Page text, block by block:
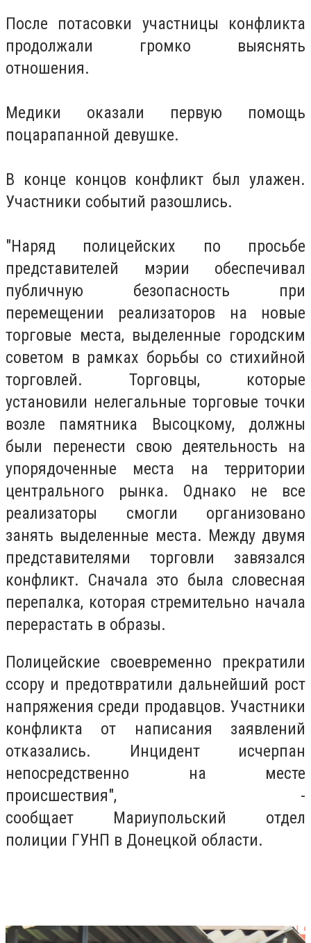
После потасовки участницы конфликта
продолжали громко выяснять
отношения.
Медики оказали первую помощь
поцарапанной девушке.
В конце концов конфликт был улажен.
Участники событий разошлись.
"Наряд полицейских по просьбе
представителей мэрии обеспечивал
публичную безопасность при
перемещении реализаторов на новые
торговые места, выделенные городским
советом в рамках борьбы со стихийной
торговлей. Торговцы, которые
установили нелегальные торговые точки
возле памятника Высоцкому, должны
были перенести свою деятельность на
упорядоченные места на территории
центрального рынка. Однако не все
реализаторы смогли организовано
занять выделенные места. Между двумя
представителями торговли завязался
конфликт. Сначала это была словесная
перепалка, которая стремительно начала
перерастать в образы.
Полицейские своевременно прекратили
ссору и предотвратили дальнейший рост
напряжения среди продавцов. Участники
конфликта от написания заявлений
отказались. Инцидент исчерпан
непосредственно на месте
происшествия", -
сообщает Мариупольский отдел
полиции ГУНП в Донецкой области.